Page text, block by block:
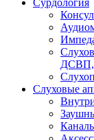
Сурдология
ДСВП,
Слуховые